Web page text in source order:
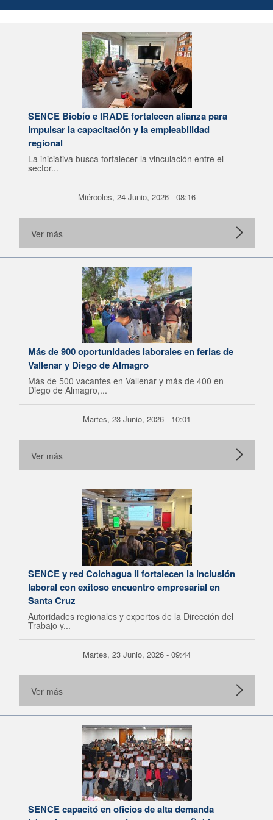
SENCE Biobío e IRADE fortalecen alianza para
impulsar la capacitación y la empleabilidad
regional
La iniciativa busca fortalecer la vinculación entre el
sector...
Miércoles, 24 Junio, 2026 - 08:16
Ver más
Más de 900 oportunidades laborales en ferias de
Vallenar y Diego de Almagro
Más de 500 vacantes en Vallenar y más de 400 en
Diego de Almagro,...
Martes, 23 Junio, 2026 - 10:01
Ver más
SENCE y red Colchagua II fortalecen la inclusión
laboral con exitoso encuentro empresarial en
Santa Cruz
Autoridades regionales y expertos de la Dirección del
Trabajo y...
Martes, 23 Junio, 2026 - 09:44
Ver más
SENCE capacitó en oficios de alta demanda